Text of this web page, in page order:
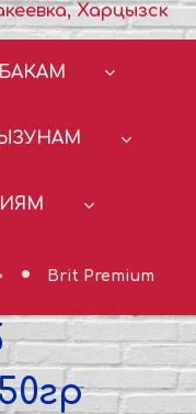
Харцызск
Brit Premium